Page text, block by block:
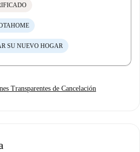
SU NUEVO HOGAR
Transparentes de Cancelación